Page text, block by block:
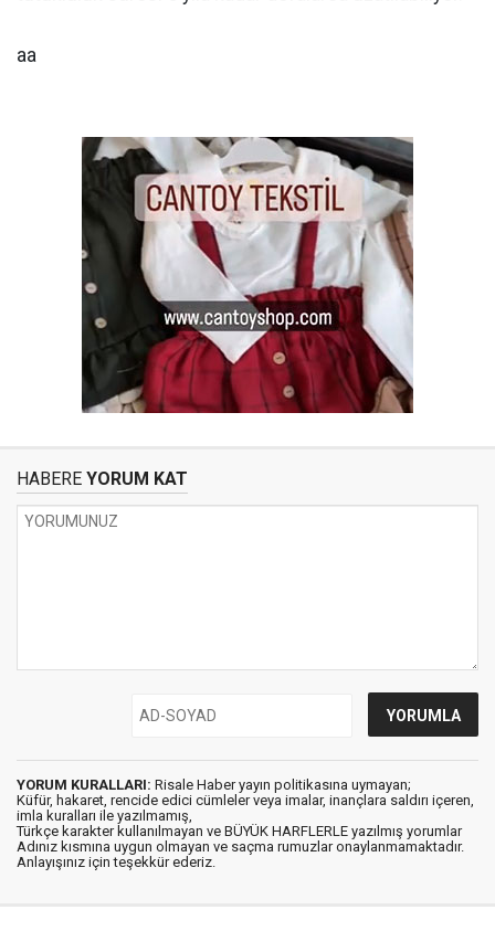
aa
HABERE YORUM KAT
YORUM KURALLARI: Risale Haber yayın politikasına uymayan;
Küfür, hakaret, rencide edici cümleler veya imalar, inançlara saldırı içeren,
imla kuralları ile yazılmamış,
Türkçe karakter kullanılmayan ve BÜYÜK HARFLERLE yazılmış yorumlar
Adınız kısmına uygun olmayan ve saçma rumuzlar onaylanmamaktadır.
Anlayışınız için teşekkür ederiz.